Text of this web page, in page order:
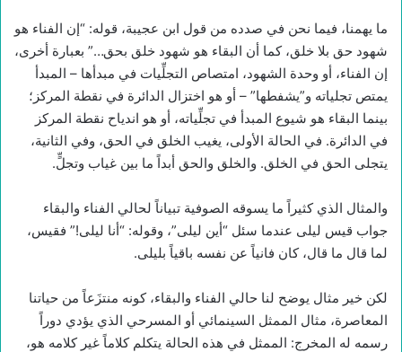
ما يهمنا، فيما نحن في صدده من قول ابن عجيبة، قوله: “إن الفناء هو
شهود حق بلا خلق، كما أن البقاء هو شهود خلق بحق…” بعبارة أخرى،
إن الفناء، أو وحدة الشهود، امتصاص التجلِّيات في مبدأها – المبدأ
يمتص تجلياته و”يشفطها” – أو هو اختزال الدائرة في نقطة المركز؛
بينما البقاء هو شيوع المبدأ في تجلِّياته، أو هو اندياح نقطة المركز
في الدائرة. في الحالة الأولى، يغيب الخلق في الحق، وفي الثانية،
يتجلى الحق في الخلق. والخلق والحق أبداً ما بين غياب وتجلٍّ.
والمثال الذي كثيراً ما يسوقه الصوفية تبياناً لحالي الفناء والبقاء
جواب قيس ليلى عندما سئل “أين ليلى”، وقوله: “أنا ليلى!” فقيس،
لما قال ما قال، كان فانياً عن نفسه باقياً بليلى.
لكن خير مثال يوضح لنا حالي الفناء والبقاء، كونه منتزَعاً من حياتنا
المعاصرة، مثال الممثل السينمائي أو المسرحي الذي يؤدي دوراً
رسمه له المخرج: الممثل في هذه الحالة يتكلم كلاماً غير كلامه هو،